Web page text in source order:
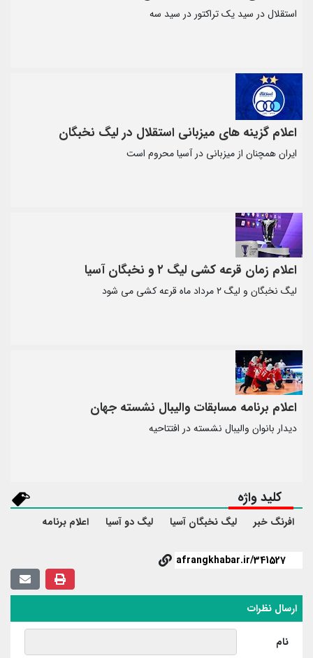
استقلال در سید یک تراکتور در سید سه
اعلام گزینه های میزبانی استقلال در لیگ نخبگان
ایران همچنان از میزبانی در آسیا محروم است
اعلام زمان قرعه کشی لیگ ۲ و نخبگان آسیا
لیگ نخبگان و لیگ ۲ مرداد ماه قرعه کشی می شود
اعلام برنامه مسابقات والیبال نشسته جهان
دیدار بانوان والیبال نشسته در افتتاحیه
کلید واژه
افرنگ خبر لیگ نخبگان آسیا لیگ دو آسیا اعلام برنامه
ارسال نظرات
نام